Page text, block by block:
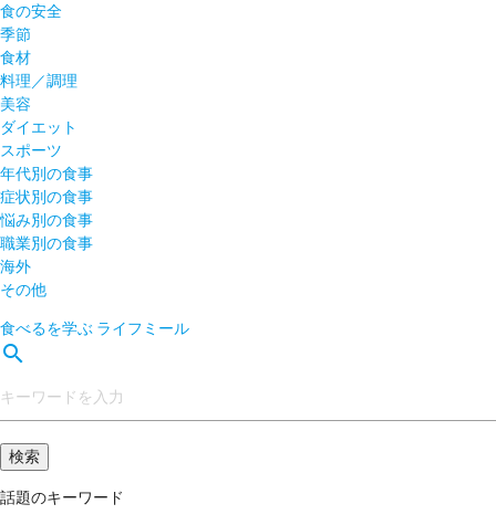
食の安全
季節
食材
料理／調理
美容
ダイエット
スポーツ
年代別の食事
症状別の食事
悩み別の食事
職業別の食事
海外
その他
食べるを学ぶ ライフミール
search
話題のキーワード